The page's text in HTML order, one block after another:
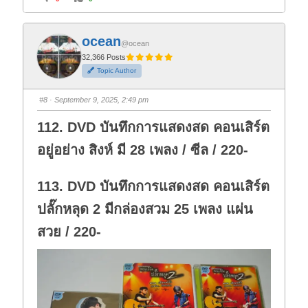
i
f
o
r
t
h
u
m
d
o
n
.
i
o
t
h
u
m
u
p
ocean@ocean
32,366 Posts
Topic Author
#8 · September 9, 2025, 2:49 pm
112. DVD บันทึกการแสดงสด คอนเสิร์ต
อยู่อย่าง สิงห์ มี 28 เพลง / ซีล / 220-
113. DVD บันทึกการแสดงสด คอนเสิร์ต
ปลั๊กหลุด 2 มีกล่องสวม 25 เพลง แผ่น
สวย / 220-